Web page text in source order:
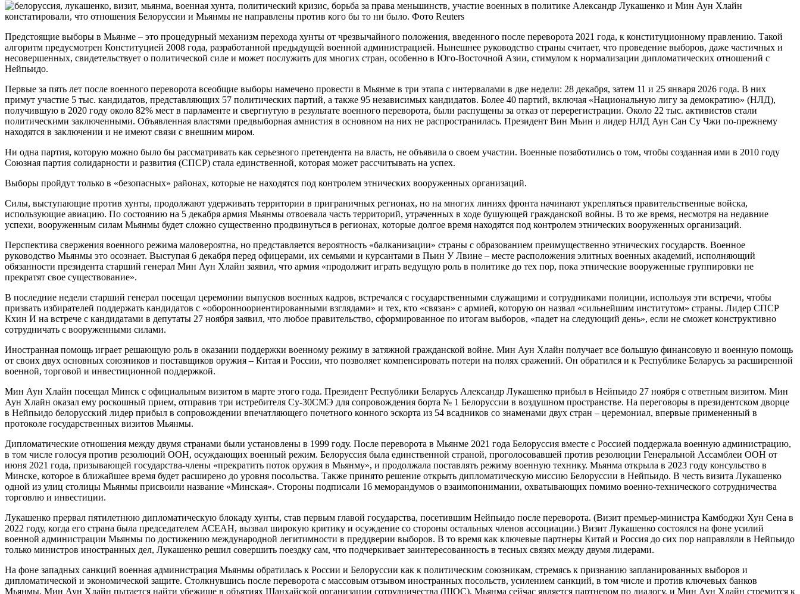
Александр Лукашенко и Мин Аун Хлайн
констатировали, что отношения Белоруссии и Мьянмы не направлены против кого бы то ни было. Фото Reuters
Предстоящие выборы в Мьянме – это процедурный механизм перехода хунты от чрезвычайного положения, введенного после переворота 2021 года, к конституционному правлению. Такой
алгоритм предусмотрен Конституцией 2008 года, разработанной предыдущей военной администрацией. Нынешнее руководство страны считает, что проведение выборов, даже частичных и
несовершенных, свидетельствует о политической силе и может послужить для многих стран, особенно в Юго-Восточной Азии, стимулом к нормализации дипломатических отношений с
Нейпьидо.
Первые за пять лет после военного переворота всеобщие выборы намечено провести в Мьянме в три этапа с интервалами в две недели: 28 декабря, затем 11 и 25 января 2026 года. В них
примут участие 5 тыс. кандидатов, представляющих 57 политических партий, а также 95 независимых кандидатов. Более 40 партий, включая «Национальную лигу за демократию» (НЛД),
получившую в 2020 году около 82% мест в парламенте и свергнутую в результате военного переворота, были распущены за отказ от перерегистрации. Около 22 тыс. активистов стали
политическими заключенными. Объявленная властями предвыборная амнистия в основном на них не распространилась. Президент Вин Мьин и лидер НЛД Аун Сан Су Чжи по-прежнему
находятся в заключении и не имеют связи с внешним миром.
Ни одна партия, которую можно было бы рассматривать как серьезного претендента на власть, не объявила о своем участии. Военные позаботились о том, чтобы созданная ими в 2010 году
Союзная партия солидарности и развития (СПСР) стала единственной, которая может рассчитывать на успех.
Выборы пройдут только в «безопасных» районах, которые не находятся под контролем этнических вооруженных организаций.
Силы, выступающие против хунты, продолжают удерживать территории в приграничных регионах, но на многих линиях фронта начинают укрепляться правительственные войска,
использующие авиацию. По состоянию на 5 декабря армия Мьянмы отвоевала часть территорий, утраченных в ходе бушующей гражданской войны. В то же время, несмотря на недавние
успехи, вооруженным силам Мьянмы будет сложно существенно продвинуться в регионах, которые долгое время находятся под контролем этнических вооруженных организаций.
Перспектива свержения военного режима маловероятна, но представляется вероятность «балканизации» страны с образованием преимущественно этнических государств. Военное
руководство Мьянмы это осознает. Выступая 6 декабря перед офицерами, их семьями и курсантами в Пьин У Лвине – месте расположения элитных военных академий, исполняющий
обязанности президента старший генерал Мин Аун Хлайн заявил, что армия «продолжит играть ведущую роль в политике до тех пор, пока этнические вооруженные группировки не
прекратят свое существование».
В последние недели старший генерал посещал церемонии выпусков военных кадров, встречался с государственными служащими и сотрудниками полиции, используя эти встречи, чтобы
призвать избирателей поддержать кандидатов с «оборонноориентированными взглядами» и тех, кто «связан» с армией, которую он назвал «сильнейшим институтом» страны. Лидер СПСР
Кхин И на встрече с кандидатами в депутаты 27 ноября заявил, что любое правительство, сформированное по итогам выборов, «падет на следующий день», если не сможет конструктивно
сотрудничать с вооруженными силами.
Иностранная помощь играет решающую роль в оказании поддержки военному режиму в затяжной гражданской войне. Мин Аун Хлайн получает все большую финансовую и военную помощь
от своих двух основных союзников и поставщиков оружия – Китая и России, что позволяет компенсировать потери на полях сражений. Он обратился и к Республике Беларусь за расширенной
военной, торговой и инвестиционной поддержкой.
Мин Аун Хлайн посещал Минск с официальным визитом в марте этого года. Президент Республики Беларусь Александр Лукашенко прибыл в Нейпьидо 27 ноября с ответным визитом. Мин
Аун Хлайн оказал ему роскошный прием, отправив три истребителя Су-30СМЭ для сопровождения борта № 1 Белоруссии в воздушном пространстве. На переговоры в президентском дворце
в Нейпьидо белорусский лидер прибыл в сопровождении впечатляющего почетного конного эскорта из 54 всадников со знаменами двух стран – церемониал, впервые примененный в
протоколе государственных визитов Мьянмы.
Дипломатические отношения между двумя странами были установлены в 1999 году. После переворота в Мьянме 2021 года Белоруссия вместе с Россией поддержала военную администрацию,
в том числе голосуя против резолюций ООН, осуждающих военный режим. Белоруссия была единственной страной, проголосовавшей против резолюции Генеральной Ассамблеи ООН от
июня 2021 года, призывающей государства-члены «прекратить поток оружия в Мьянму», и продолжала поставлять режиму военную технику. Мьянма открыла в 2023 году консульство в
Минске, которое в ближайшее время будет расширено до уровня посольства. Также принято решение открыть дипломатическую миссию Белоруссии в Нейпьидо. В честь визита Лукашенко
одной из улиц столицы Мьянмы присвоили название «Минская». Стороны подписали 16 меморандумов о взаимопонимании, охватывающих помимо военно-технического сотрудничества
торговлю и инвестиции.
Лукашенко прервал пятилетнюю дипломатическую блокаду хунты, став первым главой государства, посетившим Нейпьидо после переворота. (Визит премьер-министра Камбоджи Хун Сена в
2022 году, когда его страна была председателем АСЕАН, вызвал широкую критику и осуждение со стороны остальных членов ассоциации.) Визит Лукашенко состоялся на фоне усилий
военной администрации Мьянмы по достижению международной легитимности в преддверии выборов. В то время как ключевые партнеры Китай и Россия до сих пор направляли в Нейпьидо
только министров иностранных дел, Лукашенко решил совершить поездку сам, что подчеркивает заинтересованность в тесных связях между двумя лидерами.
На фоне западных санкций военная администрация Мьянмы обратилась к России и Белоруссии как к политическим союзникам, стремясь к признанию запланированных выборов и
дипломатической и экономической защите. Столкнувшись после переворота с массовым отзывом иностранных посольств, усилением санкций, в том числе и против ключевых банков
Мьянмы, Мин Аун Хлайн пытается найти убежище в объятиях Шанхайской организации сотрудничества (ШОС). Мьянма сейчас является партнером по диалогу, и Мин Аун Хлайн стремится к